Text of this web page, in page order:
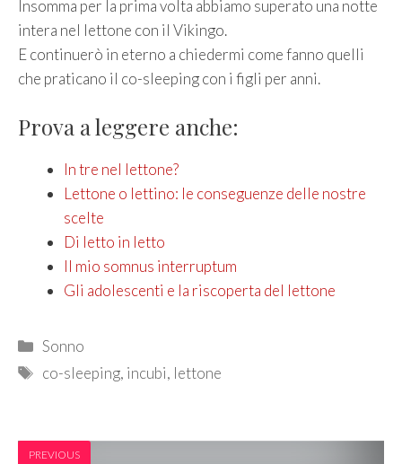
Insomma per la prima volta abbiamo superato una notte
intera nel lettone con il Vikingo.
E continuerò in eterno a chiedermi come fanno quelli
che praticano il co-sleeping con i figli per anni.
Prova a leggere anche:
In tre nel lettone?
Lettone o lettino: le conseguenze delle nostre
scelte
Di letto in letto
Il mio somnus interruptum
Gli adolescenti e la riscoperta del lettone
Categories
Sonno
Tags
co-sleeping, incubi, lettone
PREVIOUS